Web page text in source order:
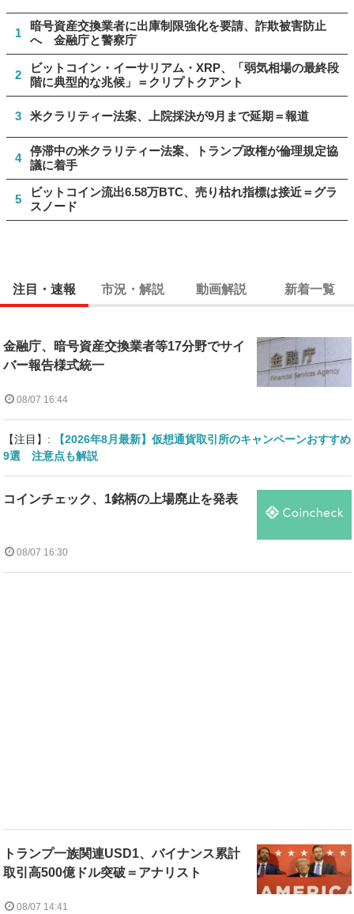
1
暗号資産交換業者に出庫制限強化を要請、詐欺被害防止
へ 金融庁と警察庁
2
ビットコイン・イーサリアム・XRP、「弱気相場の最終段
階に典型的な兆候」＝クリプトクアント
3 米クラリティー法案、上院採決が9月まで延期＝報道
4
停滞中の米クラリティー法案、トランプ政権が倫理規定協
議に着手
5
ビットコイン流出6.58万BTC、売り枯れ指標は接近＝グラ
スノード
注目・速報 市況・解説 動画解説 新着一覧
金融庁、暗号資産交換業者等17分野でサイ
バー報告様式統一
08/07 16:44
【注目】:
【2026年8月最新】仮想通貨取引所のキャンペーンおすすめ
9選 注意点も解説
コインチェック、1銘柄の上場廃止を発表
08/07 16:30
トランプ一族関連USD1、バイナンス累計
取引高500億ドル突破＝アナリスト
08/07 14:41